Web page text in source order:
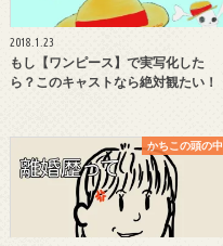
2018.1.23
もし【ワンピース】で実写化した
ら？このキャストなら絶対観たい！
かちこの頭の中